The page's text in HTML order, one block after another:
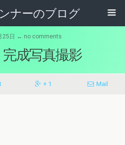
ナーのブログ
25日 ↔ no comments
成写真撮影
+ 1 Mail